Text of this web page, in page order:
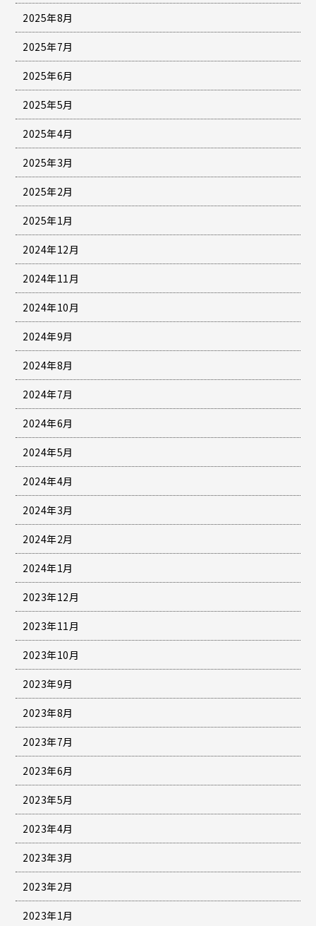
2025年8月
2025年7月
2025年6月
2025年5月
2025年4月
2025年3月
2025年2月
2025年1月
2024年12月
2024年11月
2024年10月
2024年9月
2024年8月
2024年7月
2024年6月
2024年5月
2024年4月
2024年3月
2024年2月
2024年1月
2023年12月
2023年11月
2023年10月
2023年9月
2023年8月
2023年7月
2023年6月
2023年5月
2023年4月
2023年3月
2023年2月
2023年1月